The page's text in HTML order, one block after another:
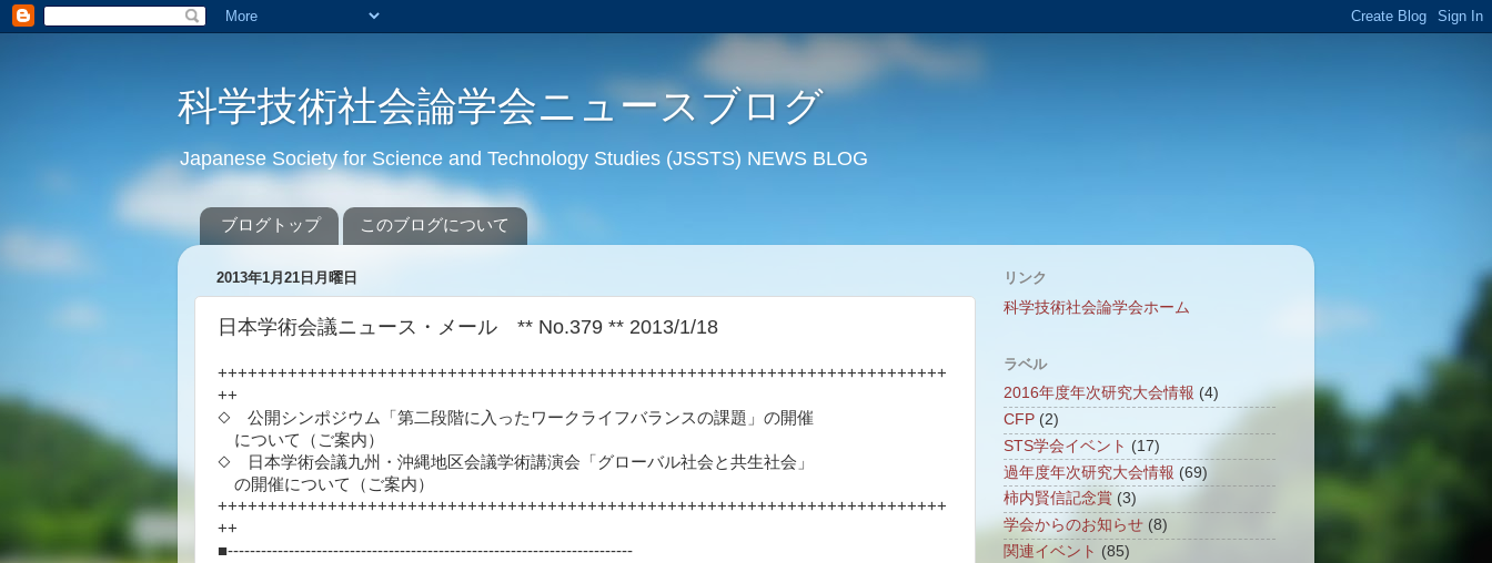
科学技術社会論学会ニュースブログ
Japanese Society for Science and Technology Studies (JSSTS) NEWS BLOG
ブログトップ このブログについて
2013年1月21日月曜日
日本学術会議ニュース・メール ** No.379 ** 2013/1/18
+++++++++++++++++++++++++++++++++++++++++++++++++++++++++++++++++++++++++
++
◇ 公開シンポジウム「第二段階に入ったワークライフバランスの課題」の開催
について（ご案内）
◇ 日本学術会議九州・沖縄地区会議学術講演会「グローバル社会と共生社会」
の開催について（ご案内）
+++++++++++++++++++++++++++++++++++++++++++++++++++++++++++++++++++++++++
++
■-------------------------------------------------------------------------
リンク
科学技術社会論学会ホーム
ラベル
2016年度年次研究大会情報 (4)
CFP (2)
STS学会イベント (17)
過年度年次研究大会情報 (69)
柿内賢信記念賞 (3)
学会からのお知らせ (8)
関連イベント (85)